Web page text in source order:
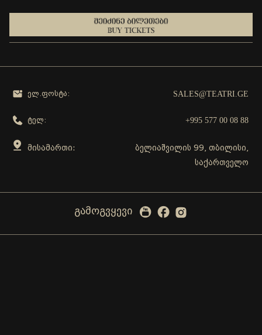
ელ.ფოსტა: SALES@TEATRI.GE
ტელ: +995 577 00 08 88
მისამართი:
ბელიაშვილის 99, თბილისი,
საქართველო
გამოგვყევი